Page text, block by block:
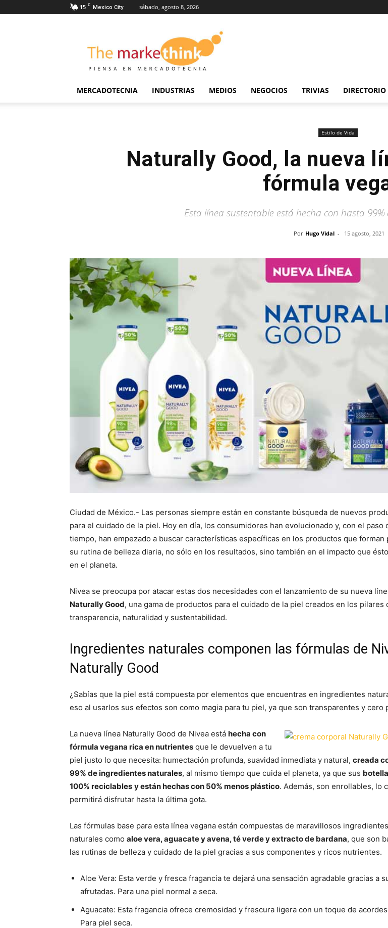
15 C Mexico City sábado, agosto 8, 2026
Markethink
MERCADOTECNIA INDUSTRIAS MEDIOS NEGOCIOS TRIVIAS
Estilo de Vida
Naturally Good, la nueva
fórmula
Esta línea sustentable está hecha con hasta
Por Hugo Vidal - 15 agosto, 2021
Ciudad de México.- Las personas siempre están en constante búsqueda de nuevos
para el cuidado de la piel. Hoy en día, los consumidores han evolucionado y, con el paso
tiempo, han empezado a buscar características específicas en los productos que forman
su rutina de belleza diaria, no sólo en los resultados, sino también en el impacto que
en el planeta.
Nivea se preocupa por atacar estas dos necesidades con el lanzamiento de su nueva
Naturally Good, una gama de productos para el cuidado de la piel creados en los pilares
transparencia, naturalidad y sustentabilidad.
Ingredientes naturales componen las fórmulas de
Naturally Good
¿Sabías que la piel está compuesta por elementos que encuentras en ingredientes
eso al usarlos sus efectos son como magia para tu piel, ya que son transparentes y cero
La nueva línea Naturally Good de Nivea está hecha con
fórmula vegana rica en nutrientes que le devuelven a tu
piel justo lo que necesita: humectación profunda, suavidad inmediata y natural, creada
99% de ingredientes naturales, al mismo tiempo que cuida el planeta, ya que sus
100% reciclables y están hechas con 50% menos plástico. Además, son enrollables, lo
permitirá disfrutar hasta la última gota.
Las fórmulas base para esta línea vegana están compuestas de maravillosos ingredientes
naturales como aloe vera, aguacate y avena, té verde y extracto de bardana, que son
las rutinas de belleza y cuidado de la piel gracias a sus componentes y ricos nutrientes.
Aloe Vera: Esta verde y fresca fragancia te dejará una sensación agradable gracias a
afrutadas. Para una piel normal a seca.
Aguacate: Esta fragancia ofrece cremosidad y frescura ligera con un toque de
Para piel seca.